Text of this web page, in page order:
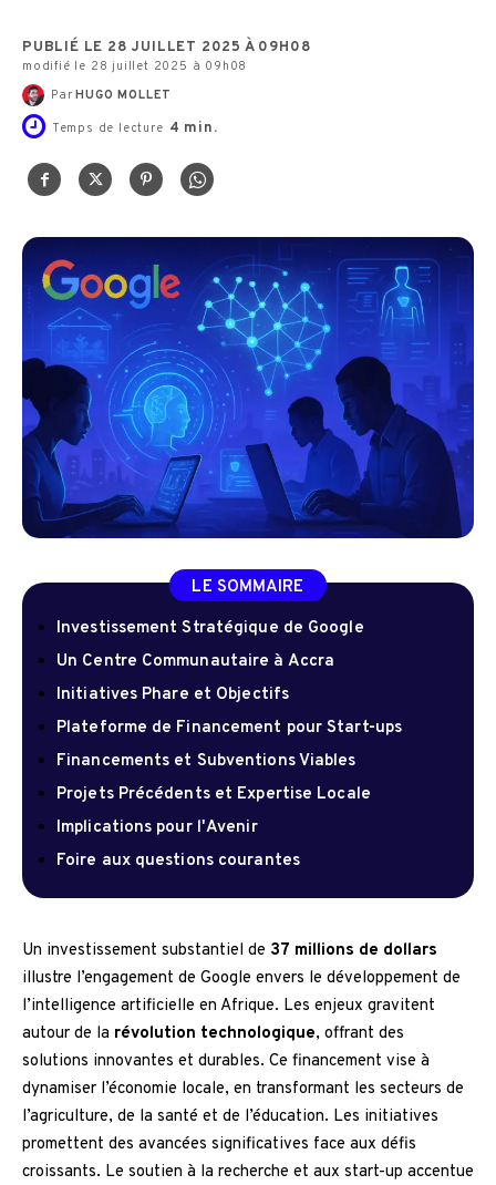
PUBLIÉ LE 28 JUILLET 2025 À 09H08
modifié le 28 juillet 2025 à 09h08
Par HUGO MOLLET
Temps de lecture 4 min.
LE SOMMAIRE
Investissement Stratégique de Google
Un Centre Communautaire à Accra
Initiatives Phare et Objectifs
Plateforme de Financement pour Start-ups
Financements et Subventions Viables
Projets Précédents et Expertise Locale
Implications pour l'Avenir
Foire aux questions courantes
Un investissement substantiel de 37 millions de dollars
illustre l’engagement de Google envers le développement de
l’intelligence artificielle en Afrique. Les enjeux gravitent
autour de la révolution technologique, offrant des
solutions innovantes et durables. Ce financement vise à
dynamiser l’économie locale, en transformant les secteurs de
l’agriculture, de la santé et de l’éducation. Les initiatives
promettent des avancées significatives face aux défis
croissants. Le soutien à la recherche et aux start-up accentue